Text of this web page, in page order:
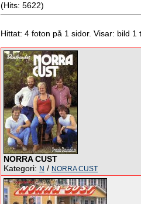
(Hits: 5622)
Hittat: 4 foton på 1 sidor. Visar: bild 1
NORRA CUST
Kategori: N / NORRA CUST